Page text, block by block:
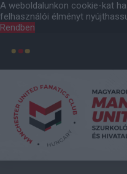
A weboldalunkon cookie-kat
felhasználói élményt
Rendben